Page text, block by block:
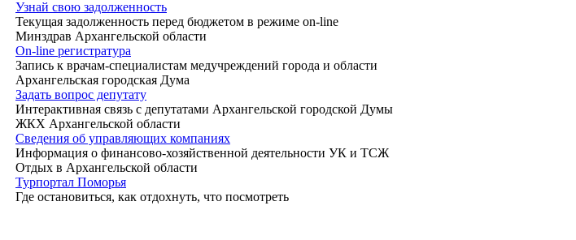
Узнай свою задолженность
Текущая задолженность перед бюджетом в режиме on-line
Минздрав Архангельской области
On-line регистратура
Запись к врачам-специалистам медучреждений города и области
Архангельская городская Дума
Задать вопрос депутату
Интерактивная связь с депутатами Архангельской городской Думы
ЖКХ Архангельской области
Сведения об управляющих компаниях
Информация о финансово-хозяйственной деятельности УК и ТСЖ
Отдых в Архангельской области
Турпортал Поморья
Где остановиться, как отдохнуть, что посмотреть